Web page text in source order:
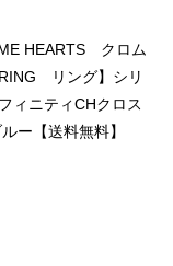
HEARTS クロム
リング】シリ
ィニティCHクロス
ー【送料無料】